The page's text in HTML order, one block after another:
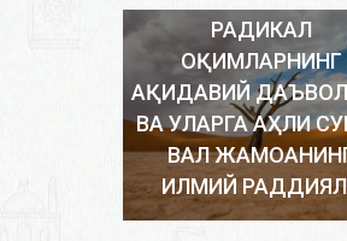
РАДИКАЛ
ОҚИМЛАРНИНГ
АҚИДАВИЙ
ВА УЛАРГА АҲЛИ
ВАЛ
ИЛМИЙ